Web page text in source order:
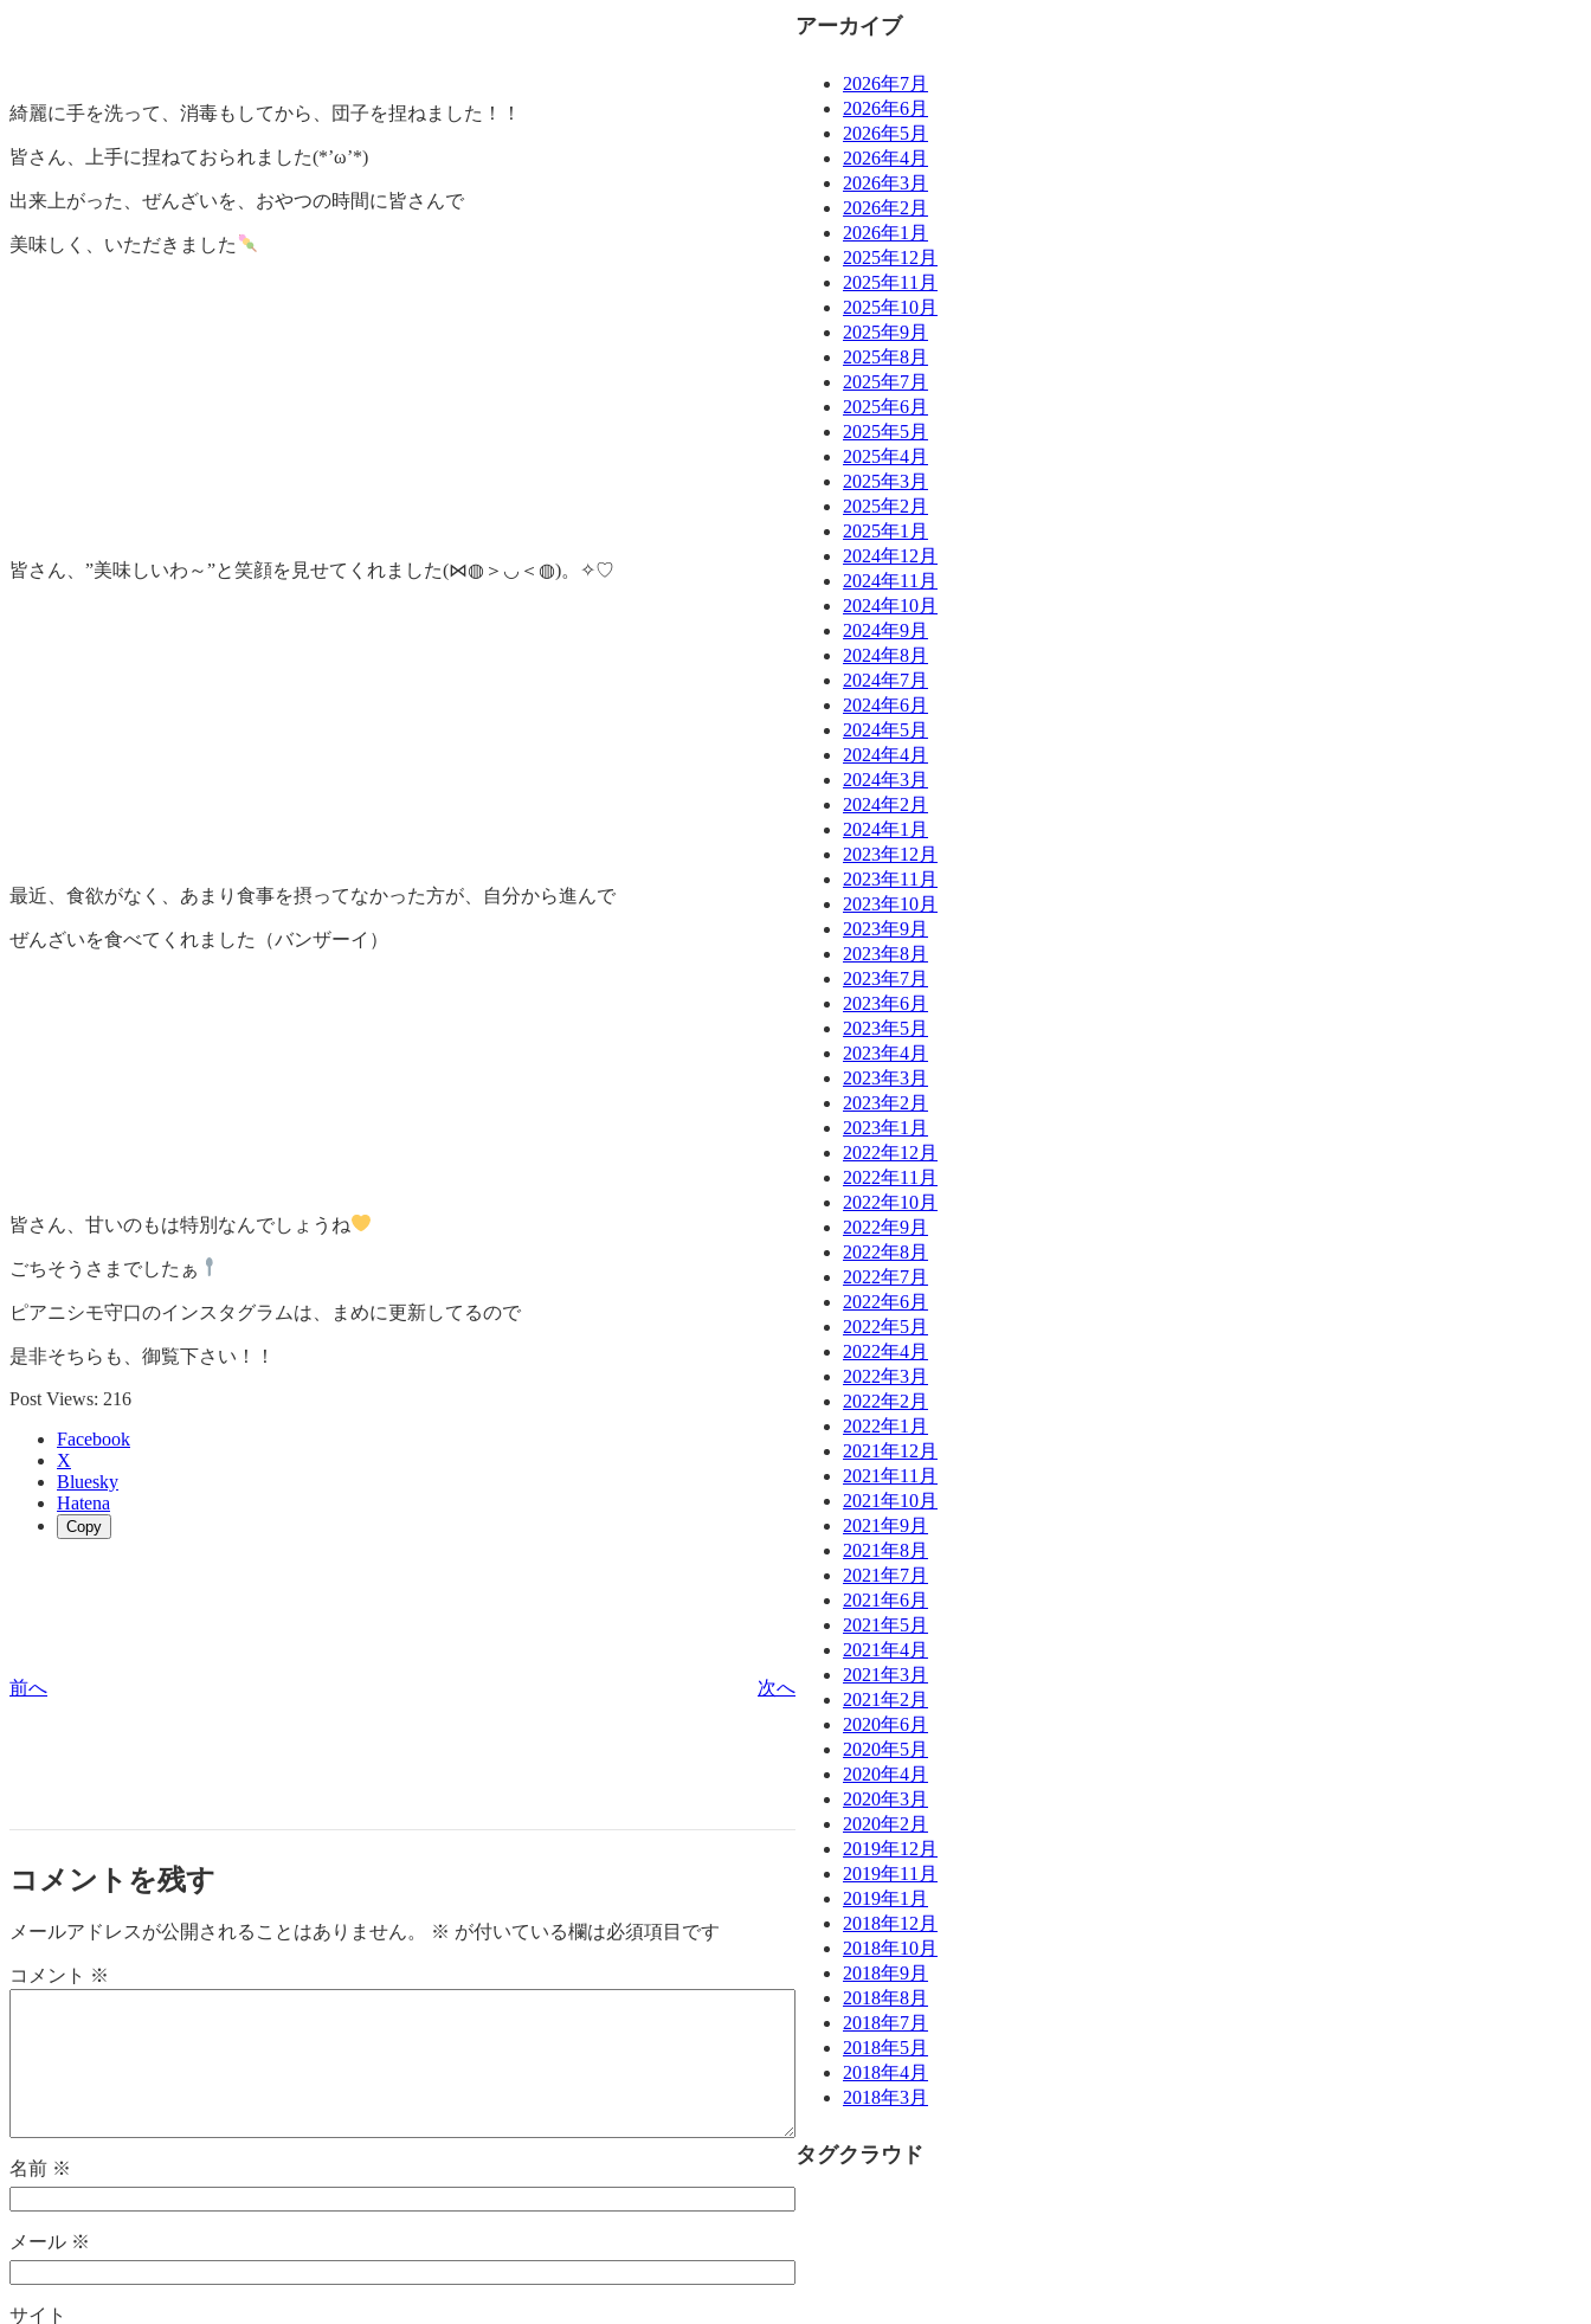
綺麗に手を洗って、消毒もしてから、団子を捏ねました！！
皆さん、上手に捏ねておられました(*’ω’*)
出来上がった、ぜんざいを、おやつの時間に皆さんで
美味しく、いただきました
皆さん、”美味しいわ～”と笑顔を見せてくれました(⋈◍＞◡＜◍)。✧♡
最近、食欲がなく、あまり食事を摂ってなかった方が、自分から進んで
ぜんざいを食べてくれました（バンザーイ）
皆さん、甘いのもは特別なんでしょうね
ごちそうさまでしたぁ
ピアニシモ守口のインスタグラムは、まめに更新してるので
是非そちらも、御覧下さい！！
Post Views: 216
Facebook
X
Bluesky
Hatena
Copy
前へ 次へ
コメントを残す
メールアドレスが公開されることはありません。 ※ が付いている欄は必須項目です
コメント ※
名前 ※
メール ※
サイト
アーカイブ
2026年7月
2026年6月
2026年5月
2026年4月
2026年3月
2026年2月
2026年1月
2025年12月
2025年11月
2025年10月
2025年9月
2025年8月
2025年7月
2025年6月
2025年5月
2025年4月
2025年3月
2025年2月
2025年1月
2024年12月
2024年11月
2024年10月
2024年9月
2024年8月
2024年7月
2024年6月
2024年5月
2024年4月
2024年3月
2024年2月
2024年1月
2023年12月
2023年11月
2023年10月
2023年9月
2023年8月
2023年7月
2023年6月
2023年5月
2023年4月
2023年3月
2023年2月
2023年1月
2022年12月
2022年11月
2022年10月
2022年9月
2022年8月
2022年7月
2022年6月
2022年5月
2022年4月
2022年3月
2022年2月
2022年1月
2021年12月
2021年11月
2021年10月
2021年9月
2021年8月
2021年7月
2021年6月
2021年5月
2021年4月
2021年3月
2021年2月
2020年6月
2020年5月
2020年4月
2020年3月
2020年2月
2019年12月
2019年11月
2019年1月
2018年12月
2018年10月
2018年9月
2018年8月
2018年7月
2018年5月
2018年4月
2018年3月
タグクラウド